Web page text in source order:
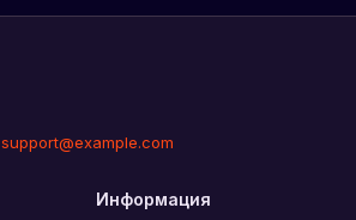
support@example.com
Информация